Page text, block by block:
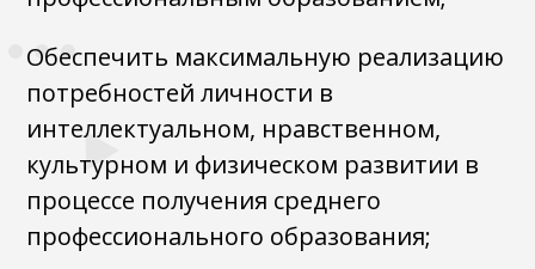
Обеспечить максимальную реализацию
потребностей личности в
интеллектуальном, нравственном,
культурном и физическом развитии в
процессе получения среднего
профессионального образования;